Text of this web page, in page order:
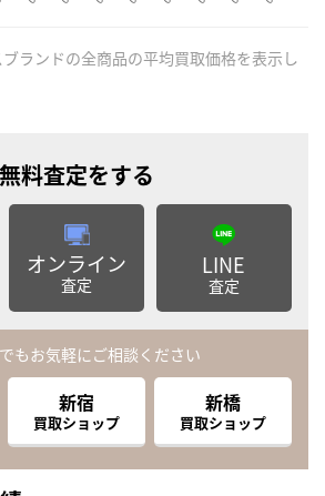
ランドの全商品の平均買取価格を表示し
無料査定をする
オンライン
査定
LINE
査定
もお気軽にご相談ください
新宿
買取ショップ
新橋
買取ショップ